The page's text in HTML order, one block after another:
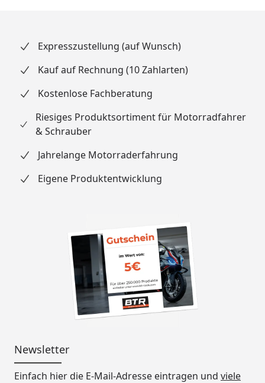
Expresszustellung (auf Wunsch)
Kauf auf Rechnung (10 Zahlarten)
Kostenlose Fachberatung
Riesiges Produktsortiment für Motorradfahrer
& Schrauber
Jahrelange Motorraderfahrung
Eigene Produktentwicklung
Newsletter
Einfach hier die E-Mail-Adresse eintragen und viele